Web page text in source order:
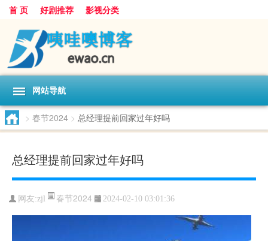
首 页 好剧推荐 影视分类
网站导航
> 春节2024 > 总经理提前回家过年好吗
总经理提前回家过年好吗
网友:zjl 春节2024 2024-02-10 03:01:36